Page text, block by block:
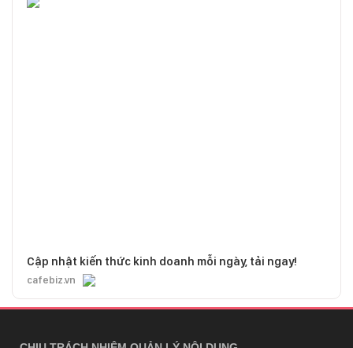
Cập nhật kiến thức kinh doanh mỗi ngày, tải ngay!
cafebiz.vn